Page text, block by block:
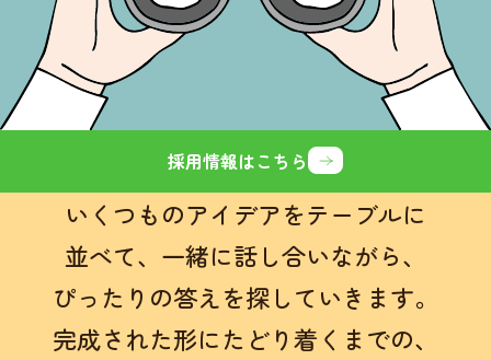
採用情報はこちら
いくつものアイデアをテーブルに
並べて、 一緒に話し合いながら、
ぴったりの答えを探していきます。
完成された形にたどり着くまでの、